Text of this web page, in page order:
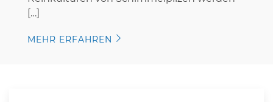
[…]
MEHR ERFAHREN